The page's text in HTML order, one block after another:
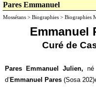
Pares Emmanuel
Mossétans > Biographies > Biographies
Emmanuel
Curé de
Pares Emmanuel Julien,
d’ Emmanuel Pares (Sosa